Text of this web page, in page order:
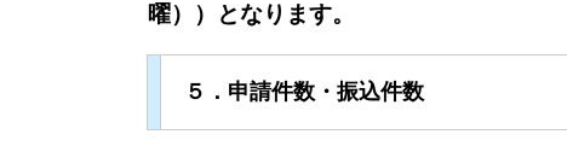
曜））となります。
５．申請件数・振込件数